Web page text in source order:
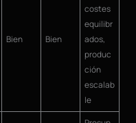
Bien Bien
costes
equilibr
ados,
produc
ción
escalab
le